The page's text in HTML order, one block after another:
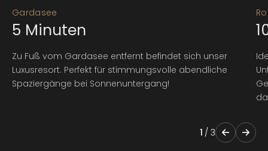
Gardasee
5 Minuten
Zu Fuß vom Gardasee entfernt befindet sich unser
Luxusresort. Perfekt für stimmungsvolle abendliche
Spaziergänge bei Sonnenuntergang!
1 / 3